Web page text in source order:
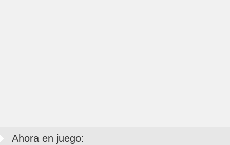
Ahora en juego: